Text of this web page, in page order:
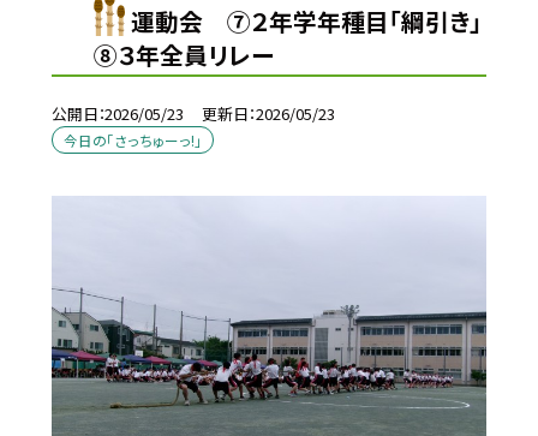
運動会 ⑦２年学年種目「綱引き」
⑧３年全員リレー
公開日 2026/05/23 更新日 2026/05/23
今日の「さっちゅーっ!」